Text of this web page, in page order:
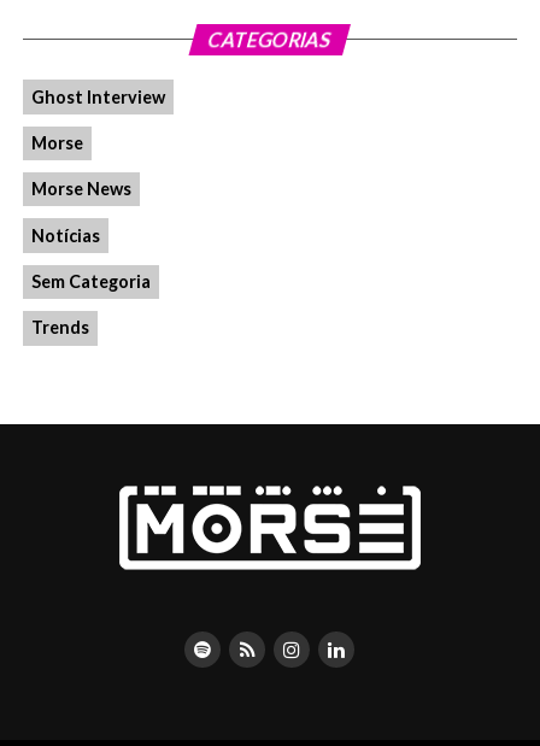
CATEGORIAS
Ghost Interview
Morse
Morse News
Notícias
Sem Categoria
Trends